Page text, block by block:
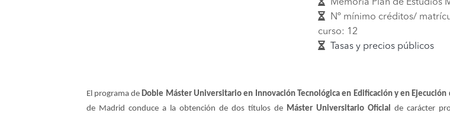
Memoria Plan de Estudios
Nº mínimo créditos/
curso: 12
Tasas y precios públicos
El programa deDoble Máster Universitario en Innovación Tecnológica en Edificación y en
de Madrid conduce a la obtención de dos títulos de Máster Universitario Oficial de carácter